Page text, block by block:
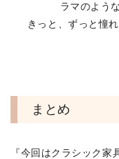
ラマのよう
きっと、ずっと憧
まとめ
『今回はクラシック